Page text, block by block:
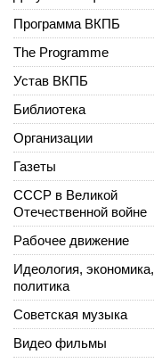
Программа ВКПБ
The Programme
Устав ВКПБ
Библиотека
Организации
Газеты
СССР в Великой
Отечественной войне
Рабочее движение
Идеология, экономика,
политика
Советская музыка
Видео фильмы